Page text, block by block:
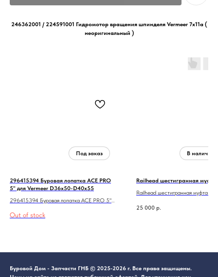
246362001 / 224591001 Гидромотор вращения шпинделя Vermeer 7х11а (
неоригинальный )
296415394 Буровая лопатка ACE PRO
5" для Vermeer D36x50-D40x55
296415394 Буровая лопатка ACE PRO 5"
Out of stock
Railhead шестигранная
Railhead шестигранная муфта 4
25 000 р.
Буровой Дом - Запчасти ГНБ © 2025-2026 г. Все права защищены.